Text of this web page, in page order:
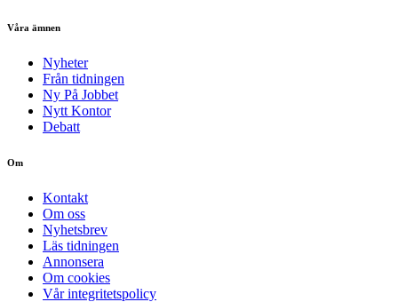
Våra ämnen
Nyheter
Från tidningen
Ny På Jobbet
Nytt Kontor
Debatt
Om
Kontakt
Om oss
Nyhetsbrev
Läs tidningen
Annonsera
Om cookies
Vår integritetspolicy